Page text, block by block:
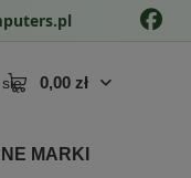
0,00 zł
MARKI